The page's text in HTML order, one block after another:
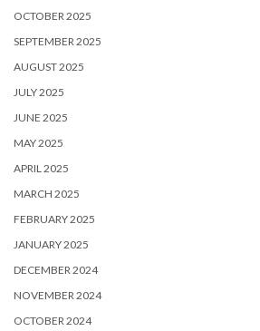
OCTOBER 2025
SEPTEMBER 2025
AUGUST 2025
JULY 2025
JUNE 2025
MAY 2025
APRIL 2025
MARCH 2025
FEBRUARY 2025
JANUARY 2025
DECEMBER 2024
NOVEMBER 2024
OCTOBER 2024